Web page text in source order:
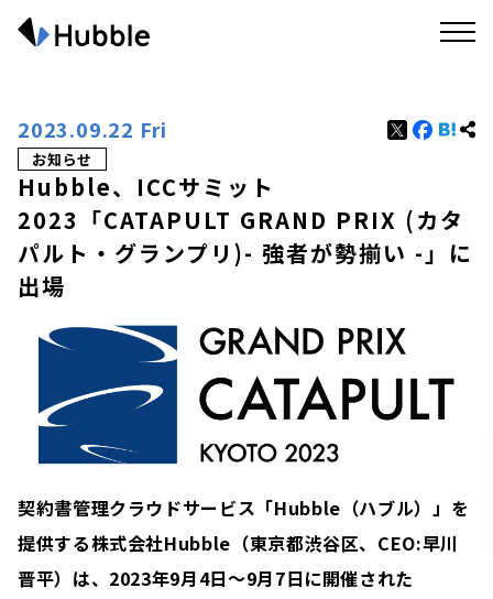
2023.09.22 Fri
お知らせ
Hubble、ICCサミット
2023「CATAPULT GRAND PRIX (カタ
パルト・グランプリ)- 強者が勢揃い -」に
出場
契約書管理クラウドサービス「Hubble（ハブル）」を
提供する株式会社Hubble（東京都渋谷区、CEO:早川
晋平）は、2023年9月4日〜9月7日に開催された